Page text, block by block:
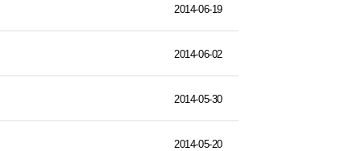
2014-06-19
2014-06-02
2014-05-30
2014-05-20